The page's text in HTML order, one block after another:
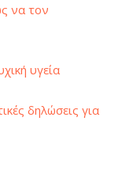
να τον
υγεία
δηλώσεις για